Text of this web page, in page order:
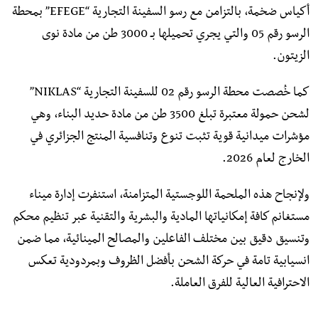
أكياس ضخمة، بالتزامن مع رسو السفينة التجارية “EFEGE” بمحطة
الرسو رقم 05 والتي يجري تحميلها بـ 3000 طن من مادة نوى
الزيتون.
كما خُصصت محطة الرسو رقم 02 للسفينة التجارية “NIKLAS”
لشحن حمولة معتبرة تبلغ 3500 طن من مادة حديد البناء، وهي
مؤشرات ميدانية قوية تثبت تنوع وتنافسية المنتج الجزائري في
الخارج لعام 2026.
ولإنجاح هذه الملحمة اللوجستية المتزامنة، استنفرت إدارة ميناء
مستغانم كافة إمكانياتها المادية والبشرية والتقنية عبر تنظيم محكم
وتنسيق دقيق بين مختلف الفاعلين والمصالح المينائية، مما ضمن
انسيابية تامة في حركة الشحن بأفضل الظروف وبمردودية تعكس
الاحترافية العالية للفرق العاملة.